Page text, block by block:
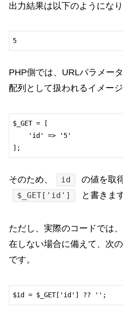
出力結果は以下のようになり
5
PHP側では、URLパラメー
配列として扱われるイメージ
$_GET = [
そのため、 id の値を取
$_GET['id'] と書きま
ただし、実際のコードでは
在しない場合に備えて、次
です。